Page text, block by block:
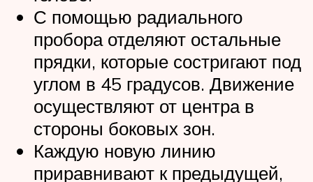
С помощью радиального
пробора отделяют остальные
прядки, которые состригают под
углом в 45 градусов. Движение
осуществляют от центра в
стороны боковых зон.
Каждую новую линию
приравнивают к предыдущей,